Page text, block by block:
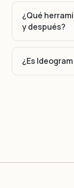
¿Qué
y después?
¿Es